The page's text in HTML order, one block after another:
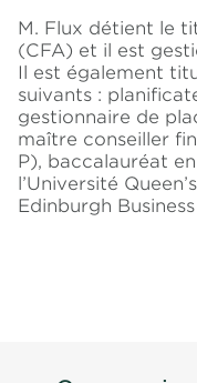
M. Flux détient le
(CFA) et il est
Il est également
suivants :
gestionnaire de
maître conseiller
P), baccalauréat
l’Université
Edinburgh